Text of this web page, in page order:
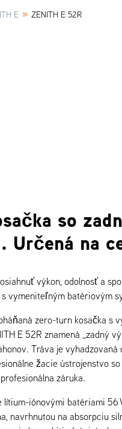
E » ZENITH E 52R
so
na
výkon, odolnosť a
vymeniteľným batériovým
zero-turn kosačka s
E 52R znamená „zadný
Tráva je
žacie ústrojenstvo
záruka.
iónovými batériami 56
navrhnutou na absorpciu